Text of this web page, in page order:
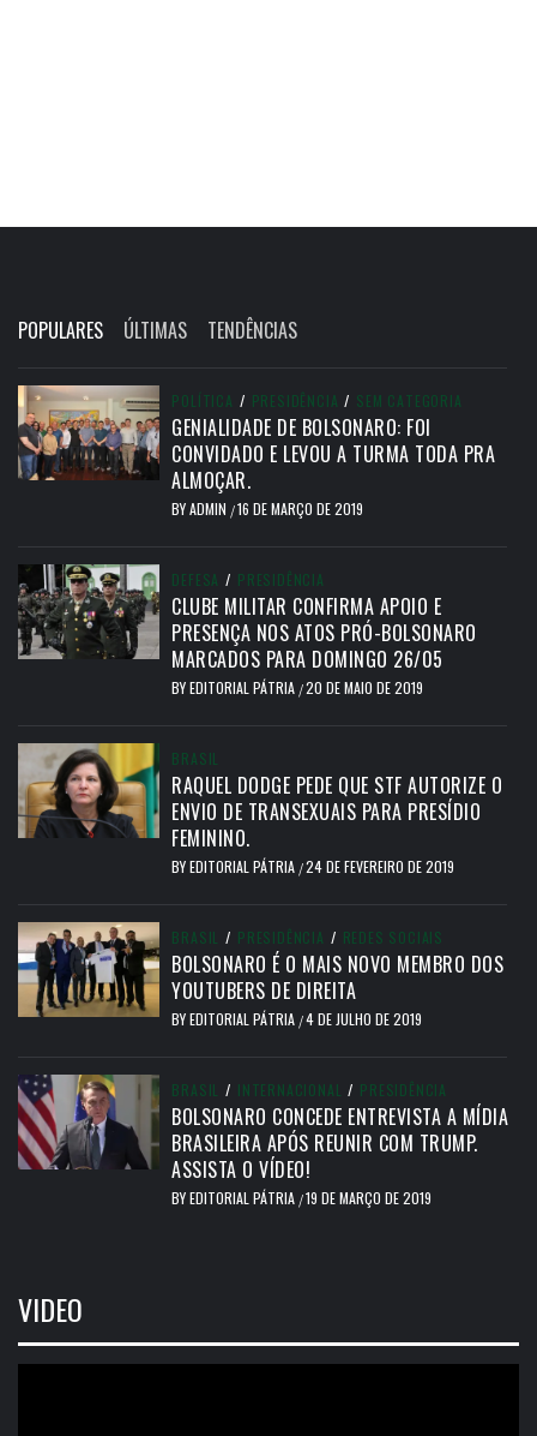
POPULARES ÚLTIMAS TENDÊNCIAS
POLÍTICA / PRESIDÊNCIA / SEM CATEGORIA
GENIALIDADE DE BOLSONARO: FOI
CONVIDADO E LEVOU A TURMA TODA PRA
ALMOÇAR.
BYADMIN /16 DE MARÇO DE 2019
DEFESA / PRESIDÊNCIA
CLUBE MILITAR CONFIRMA APOIO E
PRESENÇA NOS ATOS PRÓ-BOLSONARO
MARCADOS PARA DOMINGO 26/05
BYEDITORIAL PÁTRIA /20 DE MAIO DE 2019
BRASIL
RAQUEL DODGE PEDE QUE STF AUTORIZE O
ENVIO DE TRANSEXUAIS PARA PRESÍDIO
FEMININO.
BYEDITORIAL PÁTRIA /24 DE FEVEREIRO DE 2019
BRASIL / PRESIDÊNCIA / REDES SOCIAIS
BOLSONARO É O MAIS NOVO MEMBRO DOS
YOUTUBERS DE DIREITA
BYEDITORIAL PÁTRIA /4 DE JULHO DE 2019
BRASIL / INTERNACIONAL / PRESIDÊNCIA
BOLSONARO CONCEDE ENTREVISTA A MÍDIA
BRASILEIRA APÓS REUNIR COM TRUMP.
ASSISTA O VÍDEO!
BYEDITORIAL PÁTRIA /19 DE MARÇO DE 2019
VIDEO